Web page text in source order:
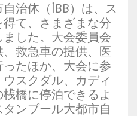
治体（İBB）は、ス
て、さまざまな分
した。大会委員会
救急車の提供、医
たほか、大会に参
スクダル、カディ
橋に停泊できるよ
ンブール大都市自